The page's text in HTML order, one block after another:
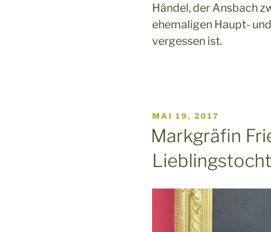
Händel, der Ansbach
ehemaligen Haupt-
vergessen ist.
VERÖFFENTLICHT
AM
MAI 19, 2017
Markgräfin